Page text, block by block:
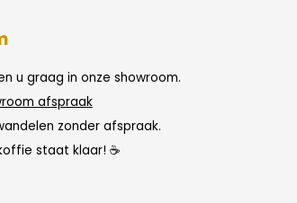
u graag in onze showroom.
afspraak
zonder afspraak.
staat klaar! ☕